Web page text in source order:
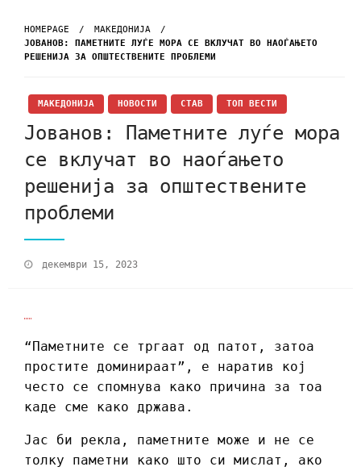
HOMEPAGE
МАКЕДОНИЈА
ЈОВАНОВ: ПАМЕТНИТЕ ЛУЃЕ МОРА СЕ ВКЛУЧАТ ВО НАОЃАЊЕТО
РЕШЕНИЈА ЗА ОПШТЕСТВЕНИТЕ ПРОБЛЕМИ
МАКЕДОНИЈА НОВОСТИ СТАВ ТОП ВЕСТИ
Јованов: Паметните луѓе мора
се вклучат во наоѓањето
решенија за општествените
проблеми
декември 15, 2023
“Паметните се тргаат од патот, затоа
простите доминираат”, е наратив кој
често се спомнува како причина за тоа
каде сме како држава.
Јас би рекла, паметните може и не се
толку паметни како што си мислат, ако